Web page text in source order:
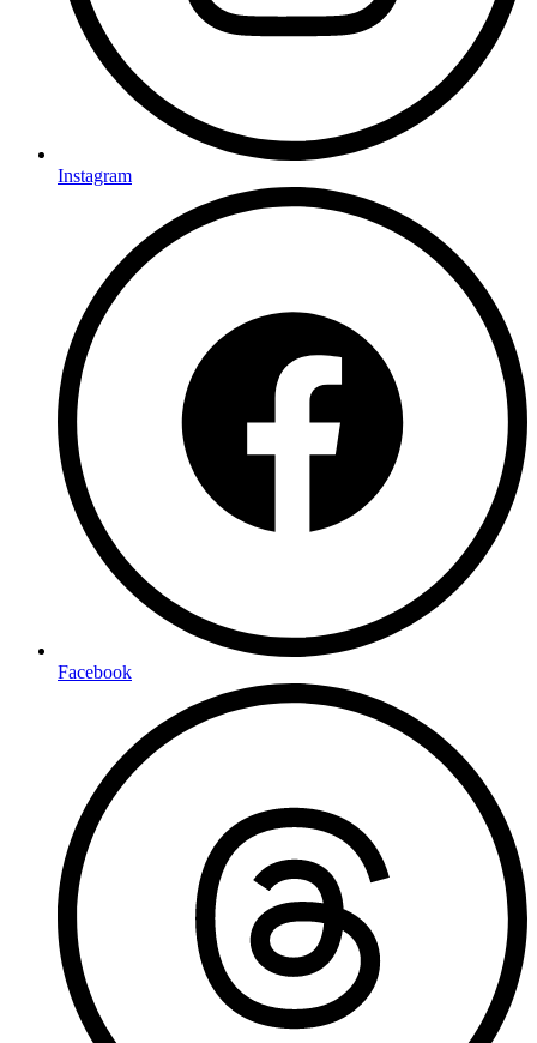
Instagram
Facebook